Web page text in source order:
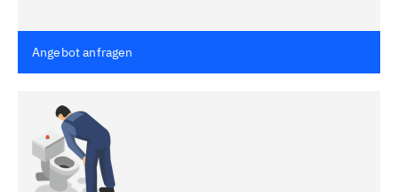
Angebot anfragen